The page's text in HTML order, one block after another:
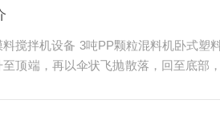
料搅拌机设备 3吨PP颗粒混料机卧式塑
顶端，再以伞状飞抛散落，回至底部